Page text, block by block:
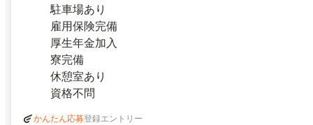
駐車場あり
雇用保険完備
厚生年金加入
寮完備
休憩室あり
資格不問
かんたん応募登録エントリー